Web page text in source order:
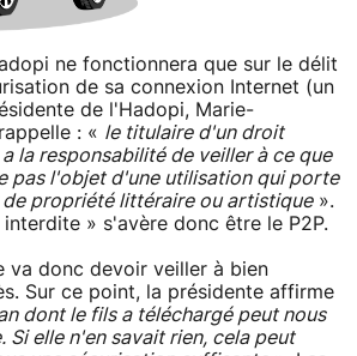
ne fonctionnera que sur le délit
de sa connexion Internet (un
de l'Hadopi, Marie-
: « le titulaire d'un droit
la responsabilité de veiller à ce que
pas l'objet d'une utilisation qui porte
propriété littéraire ou artistique».
» s'avère donc être le P2P.
va donc devoir veiller à bien
Sur ce point, la présidente affirme
dont le fils a téléchargé peut nous
Si elle n'en savait rien, cela peut